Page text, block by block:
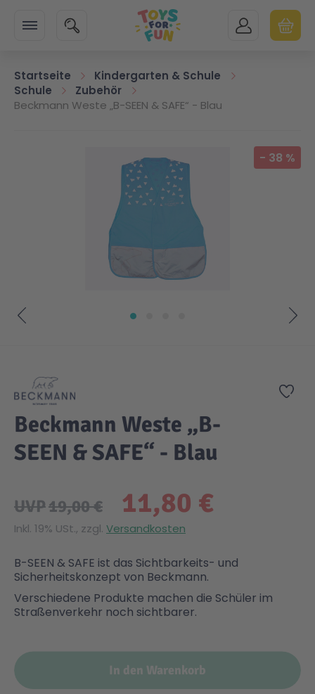
SUCHE MEIN KONTO
Startseite
Kindergarten & Schule
Schule
Zubehör
Beckmann Weste „B-SEEN & SAFE“ - Blau
- 38 %
Zur
Beckmann Weste „B-
SEEN & SAFE“ - Blau
11,80 €
UVP19,00 €
Inkl. 19% USt., zzgl. Versandkosten
B-SEEN & SAFE ist das Sichtbarkeits- und
Sicherheitskonzept von Beckmann.
Verschiedene Produkte machen die Schüler im
Straßenverkehr noch sichtbarer.
In den Warenkorb